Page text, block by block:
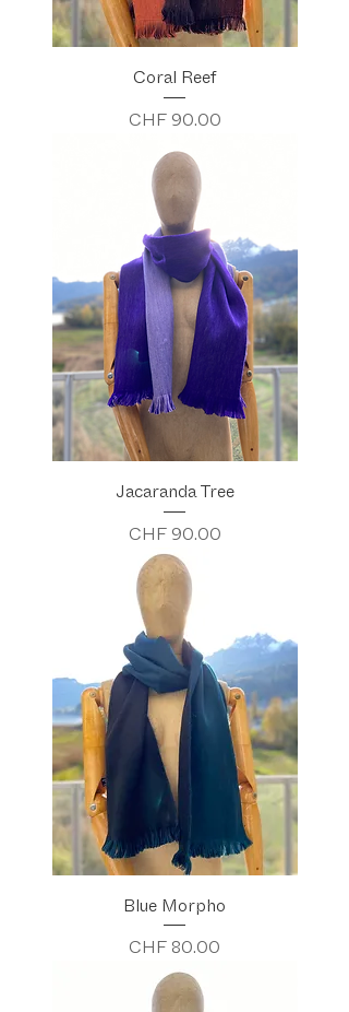
Coral Reef
Preis
CHF 90.00
Jacaranda Tree
Preis
CHF 90.00
Blue Morpho
Preis
CHF 80.00